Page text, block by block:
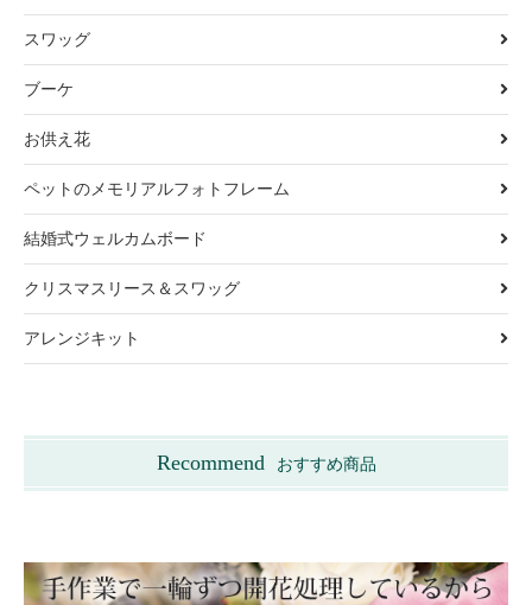
スワッグ
ブーケ
お供え花
ペットのメモリアルフォトフレーム
結婚式ウェルカムボード
クリスマスリース＆スワッグ
アレンジキット
Recommend おすすめ商品